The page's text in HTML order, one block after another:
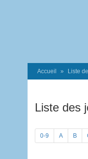
Accueil Liste
Liste des
0-9 A B